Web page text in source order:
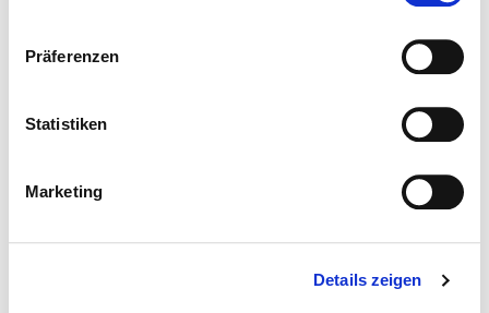
Präferenzen
Statistiken
Marketing
Details zeigen